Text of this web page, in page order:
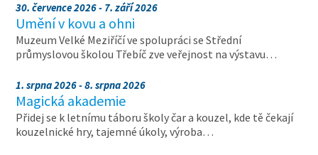
30. července 2026 - 7. září 2026
Umění v kovu a ohni
Muzeum Velké Meziříčí ve spolupráci se Střední
průmyslovou školou Třebíč zve veřejnost na výstavu…
1. srpna 2026 - 8. srpna 2026
Magická akademie
Přidej se k letnímu táboru školy čar a kouzel, kde tě čekají
kouzelnické hry, tajemné úkoly, výroba…